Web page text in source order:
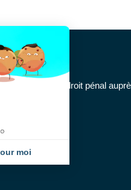
et en droit pénal